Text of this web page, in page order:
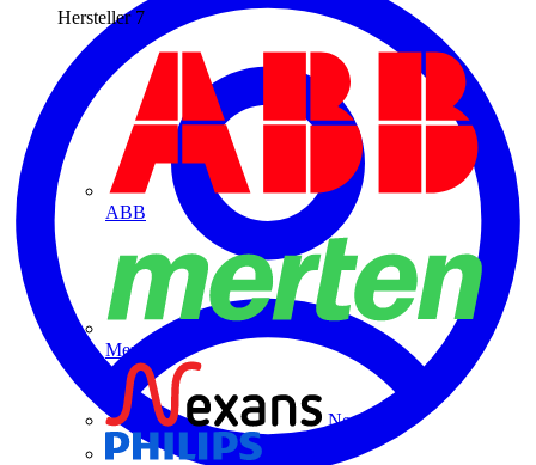
Hersteller 7
ABB
Merten
Nexans